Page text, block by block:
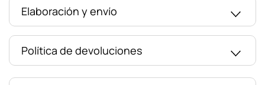
Elaboración y envío
Política de devoluciones